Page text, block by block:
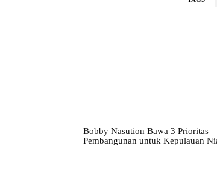
Bobby Nasution Bawa 3 Prioritas
Pembangunan untuk Kepulauan